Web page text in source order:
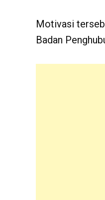
Motivasi
Badan